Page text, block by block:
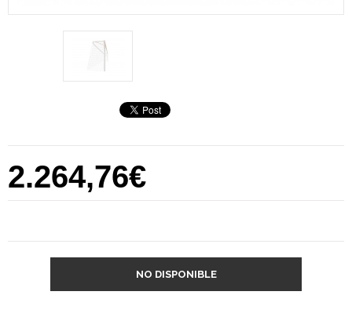
2.264,76€
NO DISPONIBLE